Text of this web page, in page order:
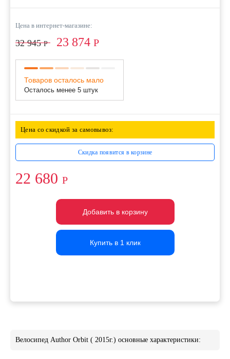
Цена в интернет-магазине:
32 945Р 23 874 Р
Товаров осталось мало
Осталось менее 5 штук
Цена со скидкой за самовывоз:
Скидка появится в корзине
22 680 Р
Добавить в корзину
Добавить в корзину
Добавить в корзину
Купить в 1 клик
Купить в 1 клик
Купить в 1 клик
Велосипед Author Orbit ( 2015г.) основные характеристики: